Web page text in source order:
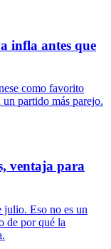
infla antes que
como favorito
partido más parejo.
ventaja para
julio. Eso no es un
de por qué la